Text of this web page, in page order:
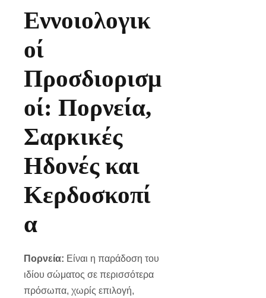
Εννοιολογικ
οί
Προσδιορισμ
οί: Πορνεία,
Σαρκικές
Ηδονές και
Κερδοσκοπί
α
Πορνεία: Είναι η παράδοση του
ιδίου σώματος σε περισσότερα
πρόσωπα, χωρίς επιλογή,